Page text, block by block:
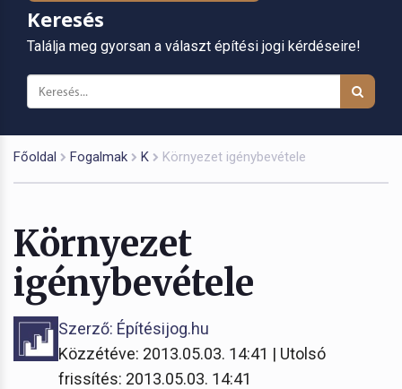
Keresés
Találja meg gyorsan a választ építési jogi kérdéseire!
Főoldal Fogalmak K Környezet igénybevétele
Környezet
igénybevétele
Szerző: Építésijog.hu
Közzétéve: 2013.05.03. 14:41 | Utolsó
frissítés: 2013.05.03. 14:41